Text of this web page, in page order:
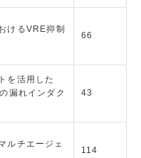
けるVRE抑制
66
を活用した
漏れインダク
43
ルチエージェ
114